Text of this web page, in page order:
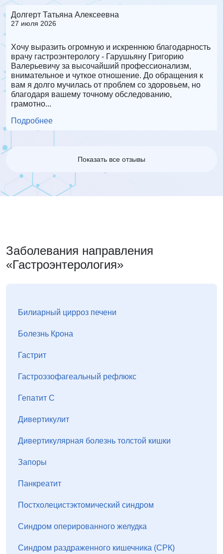
Долгерт Татьяна Алексеевна
27 июля 2026
Хочу выразить огромную и искреннюю благодарность
врачу гастроэнтерологу - Гарушьяну Григорию
Валерьевичу за высочайший профессионализм,
внимательное и чуткое отношение. До обращения к
вам я долго мучилась от проблем со здоровьем, но
благодаря вашему точному обследованию,
грамотно...
Подробнее
Показать все отзывы
Заболевания направления
«Гастроэнтерология»
Билиарный цирроз печени
Болезнь Крона
Гастрит
Гастроэзофагеальный рефлюкс
Гепатит С
Дивертикулит
Дивертикулярная болезнь толстой кишки
Запоры
Панкреатит
Постхолецистэктомический синдром
Синдром оперированного желудка
Синдром раздраженного кишечника (СРК)